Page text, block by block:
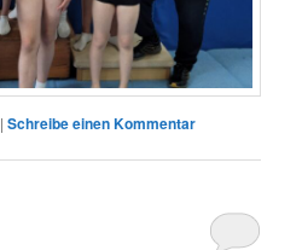
|Schreibe einen Kommentar